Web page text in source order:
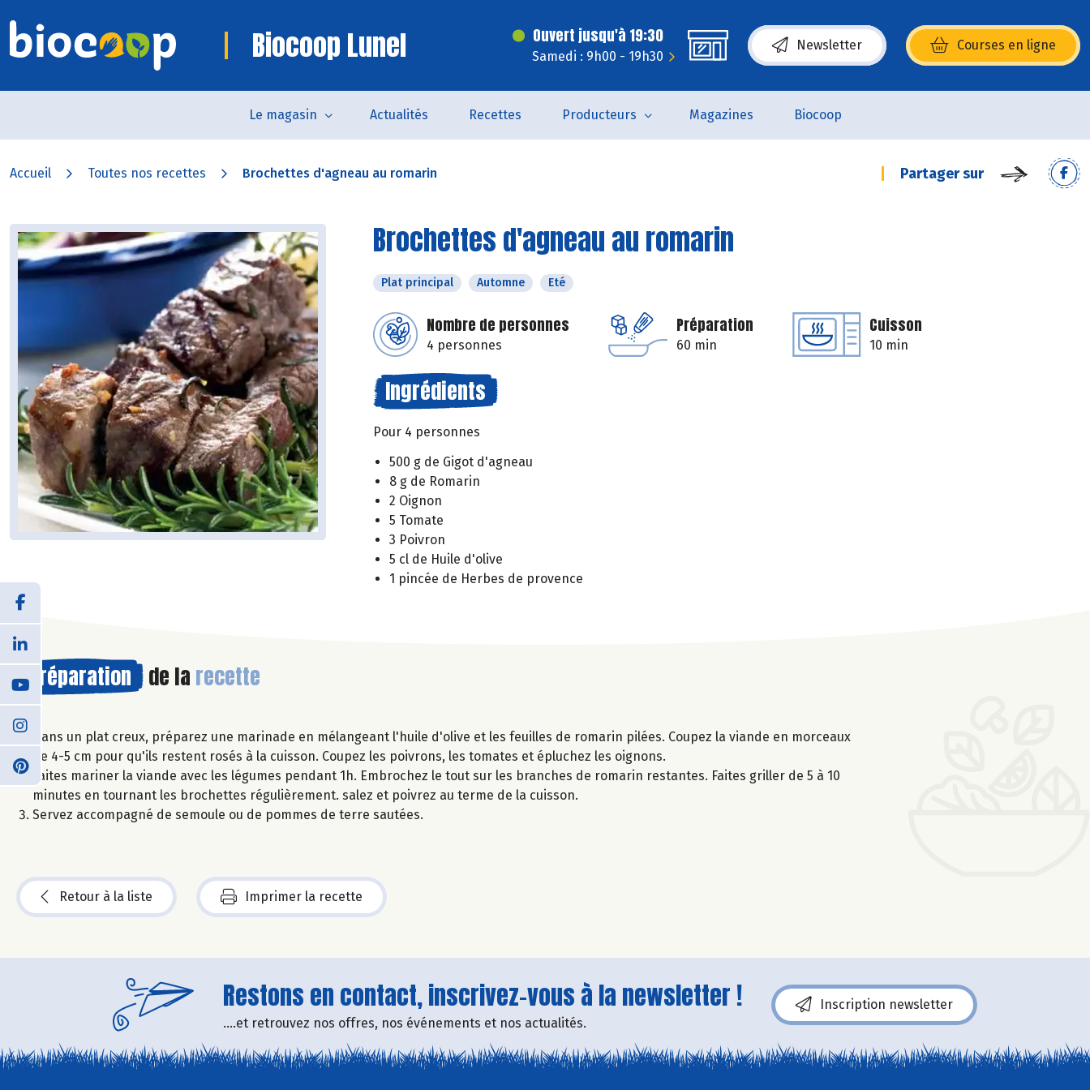
Biocoop Lunel Ouvert jusqu'à 19:30
Samedi : 9h00 - 19h30
Newsletter Courses en ligne
(s’ouvre dans une nouvelle fenêtre)
Le magasin Actualités Recettes Producteurs Magazines Biocoop
Accueil Toutes nos recettes Brochettes d'agneau au romarin Partager sur
Brochettes d'agneau au romarin
Plat principal Automne Eté
Nombre de personnes
4 personnes
Préparation
60 min
Cuisson
10 min
Ingrédients
Pour 4 personnes
500 g de Gigot d'agneau
8 g de Romarin
2 Oignon
5 Tomate
3 Poivron
5 cl de Huile d'olive
1 pincée de Herbes de provence
Préparation de la recette
Dans un plat creux, préparez une marinade en mélangeant l'huile d'olive et les feuilles de romarin pilées. Coupez la viande en morceaux
de 4-5 cm pour qu'ils restent rosés à la cuisson. Coupez les poivrons, les tomates et épluchez les oignons.
Faites mariner la viande avec les légumes pendant 1h. Embrochez le tout sur les branches de romarin restantes. Faites griller de 5 à 10
minutes en tournant les brochettes régulièrement. salez et poivrez au terme de la cuisson.
Servez accompagné de semoule ou de pommes de terre sautées.
Retour à la liste Imprimer la recette
Restons en contact, inscrivez-vous à la newsletter !
....et retrouvez nos offres, nos événements et nos actualités.
Inscription newsletter